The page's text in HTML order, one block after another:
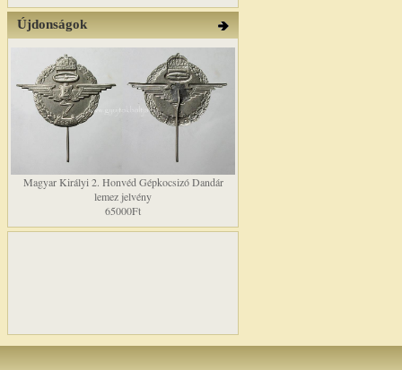
Újdonságok
Magyar Királyi 2. Honvéd Gépkocsizó Dandár
lemez jelvény
65000Ft